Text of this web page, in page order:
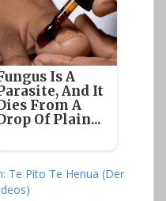
Is A
And It
From A
Of Plain...
Te Pito Te Henua (Der